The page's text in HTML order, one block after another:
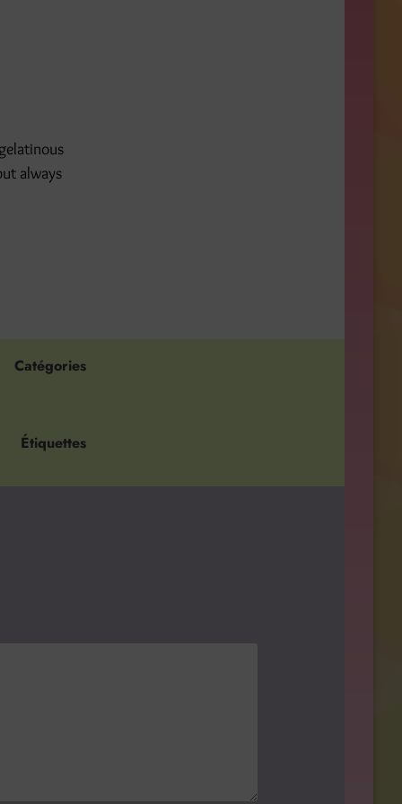
always
Catégories
Étiquettes